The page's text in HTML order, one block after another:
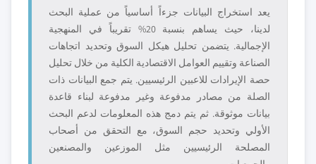
يعد استخراج البيانات جزءاً أساسياً من عملية البحث
لدينا، حيث يساهم بنسبة 20% تقريباً في المنهجية
الإجمالية. يتضمن تحليل هيكل السوق وتحديد اتجاهات
الصناعة وتقييم العوامل الاقتصادية الكلية من خلال تحليل
حصة الإيرادات للاعبين الرئيسيين. يتم جمع البيانات ذات
الصلة من مصادر مدفوعة وغير مدفوعة لبناء قاعدة
بيانات موثوقة. ثم يتم دمج هذه المعلومات لدعم البحث
الأولي وتحديد حجم السوق، مع التحقق من أصحاب
المصلحة الرئيسيين مثل الموزعين والمصنعين